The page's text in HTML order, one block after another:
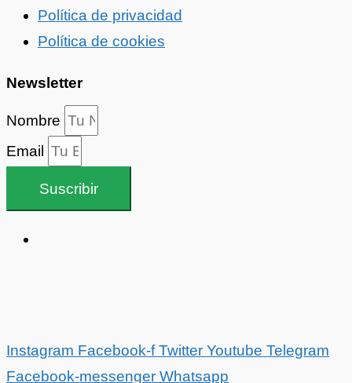
Política de privacidad
Política de cookies
Newsletter
Nombre
Email
Suscribir
Instagram Facebook-f Twitter Youtube Telegram
Facebook-messenger Whatsapp